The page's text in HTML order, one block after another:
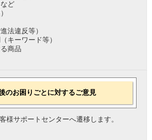
ど
法違反等）
キーワード等）
商品
のお困りごとに対するご意見
様サポートセンターへ遷移します。